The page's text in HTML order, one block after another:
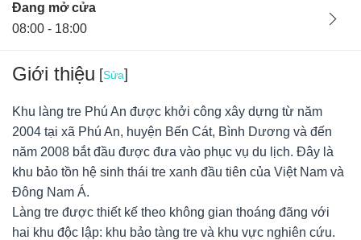
Đang mở cửa
08:00 - 18:00
Giới thiệu [Sửa]
Khu làng tre Phú An được khởi công xây dựng từ năm
2004 tại xã Phú An, huyện Bến Cát, Bình Dương và đến
năm 2008 bắt đầu được đưa vào phục vụ du lịch. Đây là
khu bảo tồn hệ sinh thái tre xanh đầu tiên của Việt Nam và
Đông Nam Á.
Làng tre được thiết kế theo không gian thoáng đãng với
hai khu độc lập: khu bảo tàng tre và khu vực nghiên cứu.